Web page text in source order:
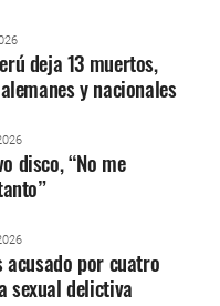
deja 13 muertos,
y nacionales
disco, “No me
acusado por cuatro
sexual delictiva